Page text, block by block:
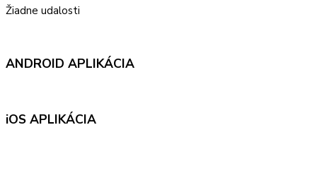
Žiadne udalosti
ANDROID APLIKÁCIA
iOS APLIKÁCIA